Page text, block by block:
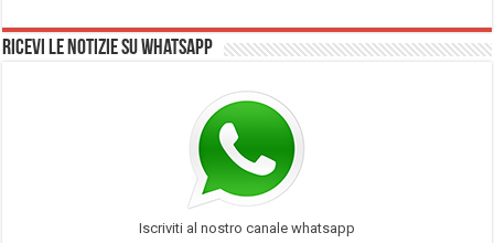
Ricevi le notizie su Whatsapp
Iscriviti al nostro canale whatsapp